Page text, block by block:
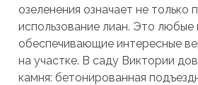
озеленения означает не только
использование лиан. Это любые
обеспечивающие интересные
на участке. В саду Виктории
камня: бетонированная